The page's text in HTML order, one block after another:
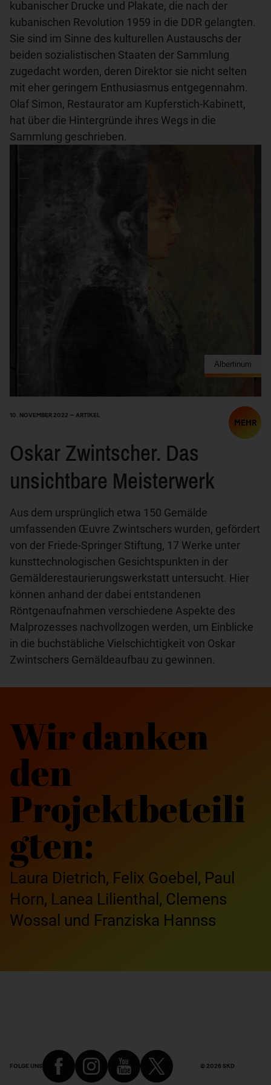
kubanischer Drucke und Plakate, die nach der
kubanischen Revolution 1959 in die DDR gelangten.
Sie sind im Sinne des kulturellen Austauschs der
beiden sozialistischen Staaten der Sammlung
zugedacht worden, deren Direktor sie nicht selten
mit eher geringem Enthusiasmus entgegennahm.
Olaf Simon, Restaurator am Kupferstich-Kabinett,
hat über die Hintergründe ihres Wegs in die
Sammlung geschrieben.
10. NOVEMBER 2022 — ARTIKEL
MEHR
Oskar Zwintscher. Das
unsichtbare Meisterwerk
Aus dem ursprünglich etwa 150 Gemälde
umfassenden Œuvre Zwintschers wurden, gefördert
von der Friede-Springer Stiftung, 17 Werke unter
kunsttechnologischen Gesichtspunkten in der
Gemälderestaurierungswerkstatt untersucht. Hier
können anhand der dabei entstandenen
Röntgenaufnahmen verschiedene Aspekte des
Malprozesses nachvollzogen werden, um Einblicke
in die buchstäbliche Vielschichtigkeit von Oskar
Zwintschers Gemäldeaufbau zu gewinnen.
Albertinum
Wir danken
den
Projektbeteili
gten:
Laura Dietrich, Felix Goebel, Paul
Horn, Lanea Lilienthal, Clemens
Wossal und Franziska Hannss
Fußbereich des Artikels
FOLGE UNS © 2026 SKD